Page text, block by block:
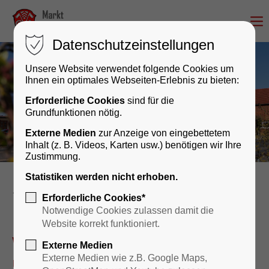
Rathaus & Bürgerservice
Wir sind für Sie da – persönlich
und digital!
Datenschutzeinstellungen
Unsere Website verwendet folgende Cookies um
Ihnen ein optimales Webseiten-Erlebnis zu bieten:
Erforderliche Cookies sind für die
Grundfunktionen nötig.
Externe Medien zur Anzeige von eingebettetem
Inhalt (z. B. Videos, Karten usw.) benötigen wir Ihre
Zustimmung.
Statistiken werden nicht erhoben.
Erforderliche Cookies*
Notwendige Cookies zulassen damit die
Website korrekt funktioniert.
Externe Medien
Externe Medien wie z.B. Google Maps,